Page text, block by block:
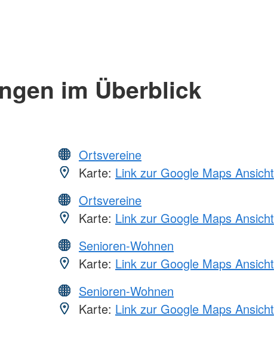
im Überblick
Ortsvereine
Karte: Link zur Google Maps Ansicht
Ortsvereine
Karte: Link zur Google Maps Ansicht
Senioren-Wohnen
Karte: Link zur Google Maps Ansicht
Senioren-Wohnen
Karte: Link zur Google Maps Ansicht